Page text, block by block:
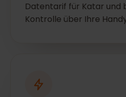
Datentarif für Katar und
Kontrolle über Ihre